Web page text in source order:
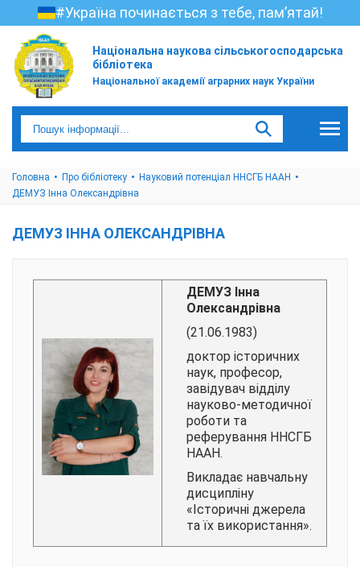
#Україна починається з тебе, пам’ятай!
Національна наукова сільськогосподарська
бібліотека
Національної академії аграрних наук України
Головна Про бібліотеку
Науковий потенціал ННСГБ НААН
ДЕМУЗ Інна Олександрівна
ДЕМУЗ ІННА ОЛЕКСАНДРІВНА
ДЕМУЗ Інна
Олександрівна
(21.06.1983)
доктор історичних
наук, професор,
завідувач відділу
науково-методичної
роботи та
реферування ННСГБ
НААН.
Викладає навчальну
дисципліну
«Історичні джерела
та їх використання».